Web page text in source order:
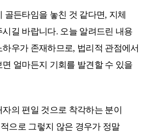
골든타임을 놓친 것 같다면, 지체
길 바랍니다. 오늘 알려드린 내용
우가 존재하므로, 법리적 관점에서
얼마든지 기회를 발견할 수 있을
의 편일 것으로 착각하는 분이
으로 그렇지 않은 경우가 정말